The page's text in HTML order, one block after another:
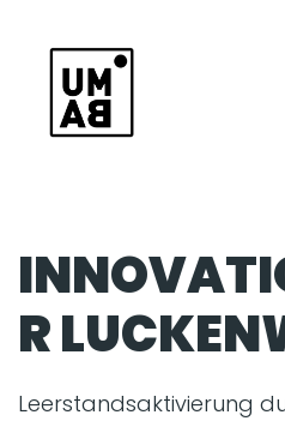
R
Leerstandsaktivierung